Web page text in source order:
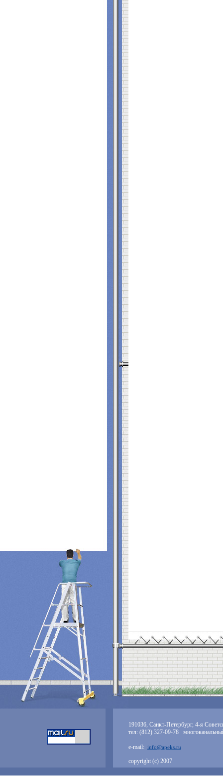
191036, Санкт-Петербург, 4-я
тел: (812) 327-09-78
e-mail: info@apeks.ru
copyright (с) 2007